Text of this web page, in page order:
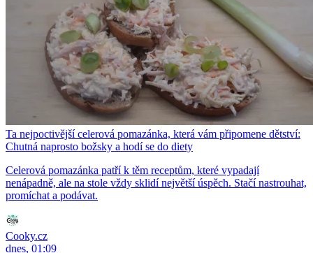
Ta nejpoctivější celerová pomazánka, která vám připomene dětství:
Chutná naprosto božsky a hodí se do diety
Celerová pomazánka patří k těm receptům, které vypadají
nenápadně, ale na stole vždy sklidí největší úspěch. Stačí nastrouhat,
promíchat a podávat.
Cooky.cz
dnes, 01:09